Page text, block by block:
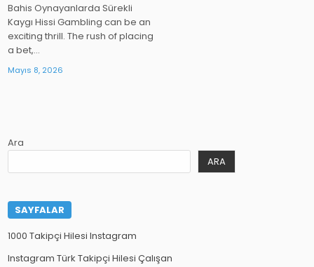
Bahis Oynayanlarda Sürekli
Kaygı Hissi Gambling can be an
exciting thrill. The rush of placing
a bet,…
Mayıs 8, 2026
Ara
ARA
SAYFALAR
1000 Takipçi Hilesi Instagram
Instagram Türk Takipçi Hilesi Çalışan